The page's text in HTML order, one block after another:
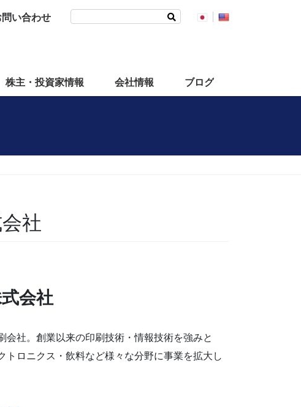
問い合わせ
株主・投資家情報 会社情報 ブログ
社
会社
会社。創業以来の印刷技術・情報技術を強みと
トロニクス・飲料など様々な分野に事業を拡大し